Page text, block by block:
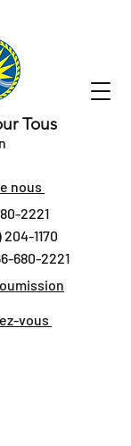
Tous
nous
2221
204-1170
680-2221
vous